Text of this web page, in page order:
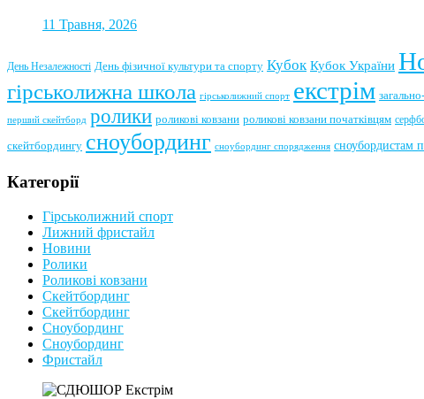
11 Травня, 2026
День Незалежності День фізичної культури та спорту Кубок Кубок України
гірськолижна школа гірськолижний спорт екстрім
перший скейтборд ролики роликові ковзани роликові ковзани початківцям
скейтбордингу сноубординг сноубординг спорядження сноубордистам
Категорії
Гірськолижний спорт
Лижний фристайл
Новини
Ролики
Роликові ковзани
Скейтбординг
Скейтбординг
Сноубординг
Сноубординг
Фристайл